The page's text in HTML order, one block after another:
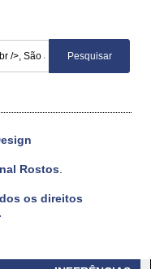
Rostos.
os direitos